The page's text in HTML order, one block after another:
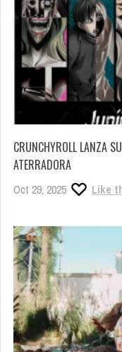
CRUNCHYROLL LANZA
ATERRADORA
Oct 29, 2025 Like